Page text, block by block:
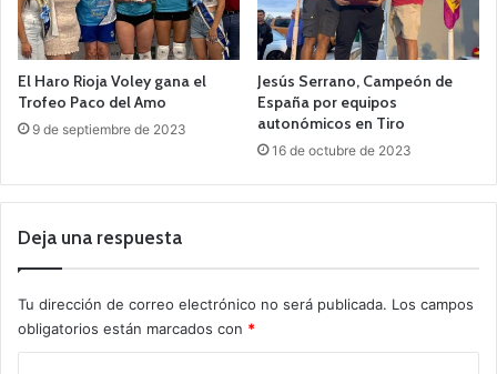
El Haro Rioja Voley gana el
Trofeo Paco del Amo
9 de septiembre de 2023
Jesús Serrano, Campeón de
España por equipos
autonómicos en Tiro
16 de octubre de 2023
Deja una respuesta
Tu dirección de correo electrónico no será publicada. Los campos
obligatorios están marcados con *